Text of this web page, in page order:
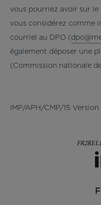
vous pourriez avoir sur
vous considérez comme
courriel au DPO (
également déposer une
(Commission nationale
IMP/APH/CMP/15 Version